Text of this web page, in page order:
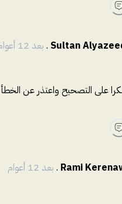
Sultan
. بعد 12 أعوام
على التصحيح واعتذر عن
Rami
. بعد 12 أعوام